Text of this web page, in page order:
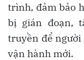
trình, đảm bảo
bị gián đoạn,
truyền để
vận hành mới.